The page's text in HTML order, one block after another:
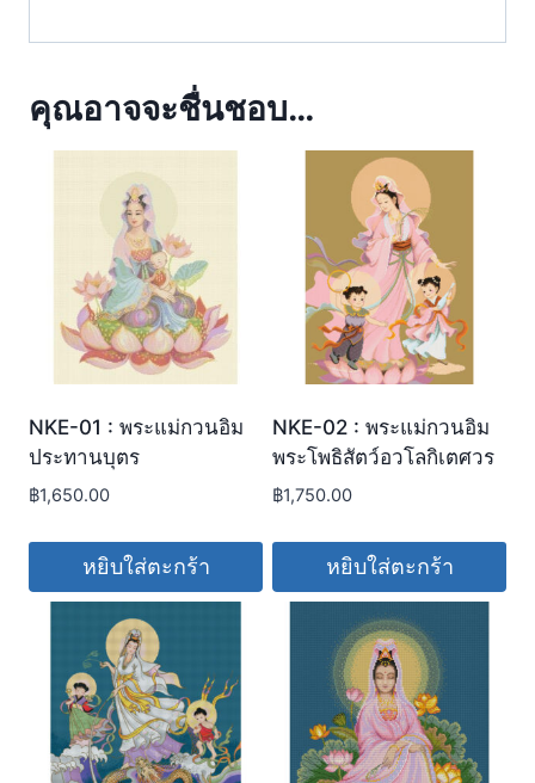
คุณอาจจะชื่นชอบ…
NKE-01 : พระแม่กวนอิม
ประทานบุตร
฿1,650.00
หยิบใส่ตะกร้า
NKE-02 : พระแม่กวนอิม
พระโพธิสัตว์อวโลกิเตศวร
฿1,750.00
หยิบใส่ตะกร้า